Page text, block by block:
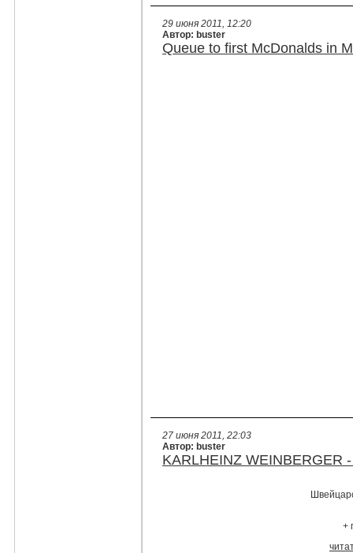
29 июня 2011, 12:20
Автор: buster
Queue to first McDonalds in
27 июня 2011, 22:03
Автор: buster
KARLHEINZ WEINBERGER
+